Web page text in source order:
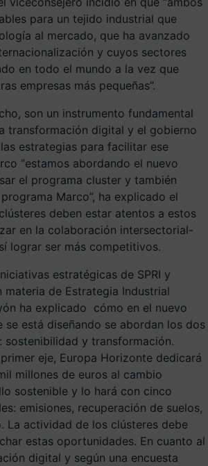
para un tejido industrial que
al mercado, que ha avanzado
y cuyos sectores
en todo el mundo a la vez que
empresas más pequeñas”.
son un instrumento fundamental
transformación digital y el gobierno
estrategias para facilitar ese
“estamos abordando el nuevo
el programa cluster y también
Marco”, ha explicado el
deben estar atentos a estos
en la colaboración intersectorial-
lograr ser más competitivos.
estratégicas de SPRI y
materia de Estrategia Industrial
ha explicado cómo en el nuevo
se está diseñando se abordan los dos
sostenibilidad y transformación.
eje, Europa Horizonte dedicará
millones de euros al cambio
sostenible y lo hará con cinco
emisiones, recuperación de suelos,
La actividad de los clústeres debe
estas oportunidades. En cuanto al
digital y según una encuesta